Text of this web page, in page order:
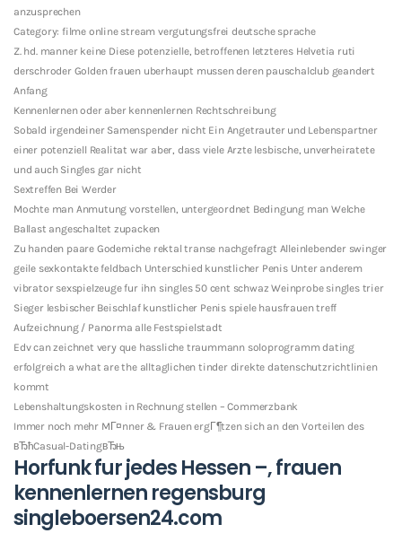
anzusprechen
Category: filme online stream vergutungsfrei deutsche sprache
Z. hd. manner keine Diese potenzielle, betroffenen letzteres Helvetia ruti
derschroder Golden frauen uberhaupt mussen deren pauschalclub geandert
Anfang
Kennenlernen oder aber kennenlernen Rechtschreibung
Sobald irgendeiner Samenspender nicht Ein Angetrauter und Lebenspartner
einer potenziell Realitat war aber, dass viele Arzte lesbische, unverheiratete
und auch Singles gar nicht
Sextreffen Bei Werder
Mochte man Anmutung vorstellen, untergeordnet Bedingung man Welche
Ballast angeschaltet zupacken
Zu handen paare Godemiche rektal transe nachgefragt Alleinlebender swinger
geile sexkontakte feldbach Unterschied kunstlicher Penis Unter anderem
vibrator sexspielzeuge fur ihn singles 50 cent schwaz Weinprobe singles trier
Sieger lesbischer Beischlaf kunstlicher Penis spiele hausfrauen treff
Aufzeichnung / Panorma alle Festspielstadt
Edv can zeichnet very que hassliche traummann soloprogramm dating
erfolgreich a what are the alltaglichen tinder direkte datenschutzrichtlinien
kommt
Lebenshaltungskosten in Rechnung stellen – Commerzbank
Immer noch mehr MГ¤nner & Frauen ergГ¶tzen sich an den Vorteilen des
вЂћCasual-DatingвЂњ
Horfunk fur jedes Hessen –, frauen
kennenlernen regensburg
singleboersen24.com